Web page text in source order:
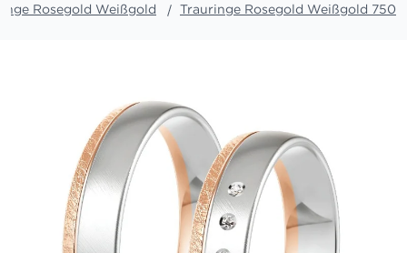
Rosegold Weißgold Trauringe Rosegold Weißgold 750